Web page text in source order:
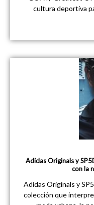
cultura deportiva
Adidas Originals y
con la
Adidas Originals y
colección que